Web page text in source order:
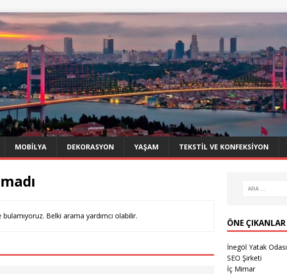
MOBILYA DEKORASYON YAŞAM TEKSTIL VE KONFEKSIYON
bulamıyoruz. Belki arama yardımcı olabilir.
ÖNE ÇIKANLAR
İnegöl Yatak Odası
SEO Şirketi
İç Mimar